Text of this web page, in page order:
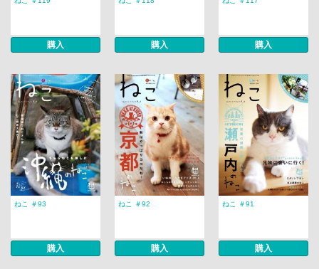
購入 購入 購入
ねこ ＃93
購入
ねこ ＃92
購入
ねこ ＃91
購入